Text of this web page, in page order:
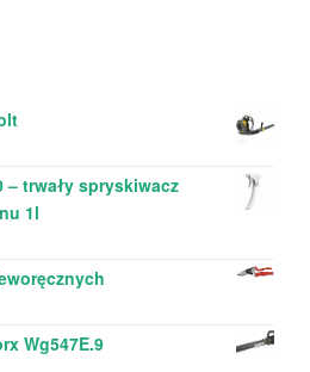
– trwały spryskiwacz
1l
Wg547E.9